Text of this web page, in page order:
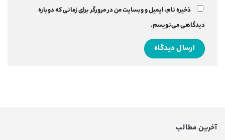
ذخیره نام، ایمیل و وبسایت من در مرورگر برای زمانی که دوباره
دیدگاهی می‌نویسم.
آخرین مطالب